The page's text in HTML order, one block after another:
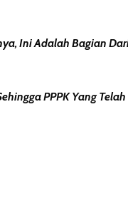
Ini Adalah Bagian
PPPK Yang